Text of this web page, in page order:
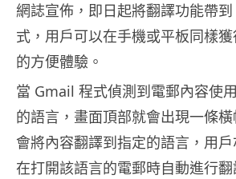
網誌宣佈，即日起將翻譯功能帶
式，用戶可以在手機或平板同樣
的方便體驗。
當 Gmail 程式偵測到電郵內容使
的語言，畫面頂部就會出現一條
會將內容翻譯到指定的語言，用
在打開該語言的電郵時自動進行